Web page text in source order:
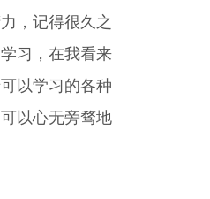
，记得很久之
习，在我看来
以学习的各种
以心无旁骛地